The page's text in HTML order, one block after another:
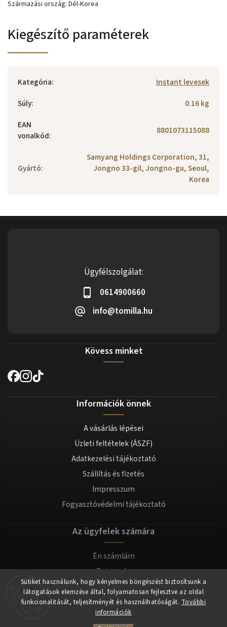
Sütiket használunk, hogy kényelmes böngészést biztosítsunk a
látogatások elemzése által, folyamatosan fejlesztve az oldal
funkcionalitását, teljesítményét és használhatóságát. További
információk
Származási ország: Dél-Korea
Kiegészítő paraméterek
Kategória:
Instant levesek
Súly:
0.16 kg
EAN
vonalkód: 8801073115088
Gyártó:
Samyang Holdings Corporation, 31,
Jongno 33-gil, Jongno-gu, Seoul,
Korea
Ügyfélszolgálat:
0614900660
info@tomilla.hu
Kövess minket
Információk önnek
A vásárlás lépései
Üzleti feltételek (ÁSZF)
Adatkezelési tájékoztató
Szállítás és fizetés
Impresszum
Fogyasztóvédelmi tájékoztató
Az ügyfelek számára
Én számlám
Bejegyzés
Bejelentkezés